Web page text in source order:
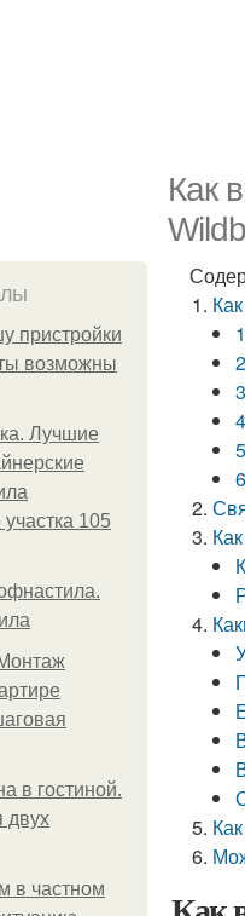
Как
пристройки
возможны
Лучшие
105
в гостиной.
двух
в частном